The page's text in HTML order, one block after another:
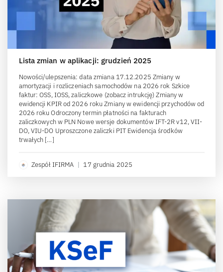
Lista zmian w aplikacji: grudzień 2025
Nowości/ulepszenia: data zmiana 17.12.2025 Zmiany w
amortyzacji i rozliczeniach samochodów na 2026 rok Szkice
faktur: OSS, IOSS, zaliczkowe (zobacz intrukcję) Zmiany w
ewidencji KPIR od 2026 roku Zmiany w ewidencji przychodów od
2026 roku Odroczony termin płatności na fakturach
zaliczkowych w PLN Nowe wersje dokumentów IFT-2R v12, VII-
DO, VIU-DO Uproszczone zaliczki PIT Ewidencja środków
trwałych […]
Zespół IFIRMA | 17 grudnia 2025